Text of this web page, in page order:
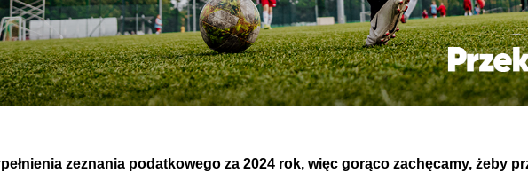
zeznania podatkowego za 2024 rok, więc gorąco zachęcamy, żeby